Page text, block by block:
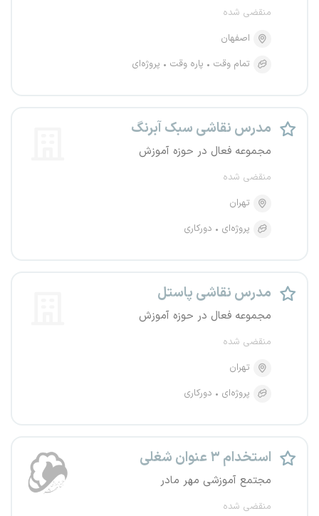
منقضی شده
اصفهان
تمام وقت
پاره وقت پروژه‌ای
مدرس نقاشی سبک آبرنگ
مجموعه فعال در حوزه آموزش
منقضی شده
تهران
پروژه‌ای
دورکاری
مدرس نقاشی پاستل
مجموعه فعال در حوزه آموزش
منقضی شده
تهران
پروژه‌ای
دورکاری
استخدام ۳ عنوان شغلی
مجتمع آموزشی مهر مادر
منقضی شده